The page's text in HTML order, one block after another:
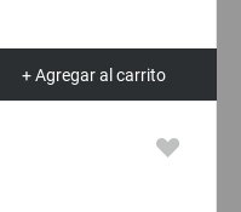
+ Agregar al carrito